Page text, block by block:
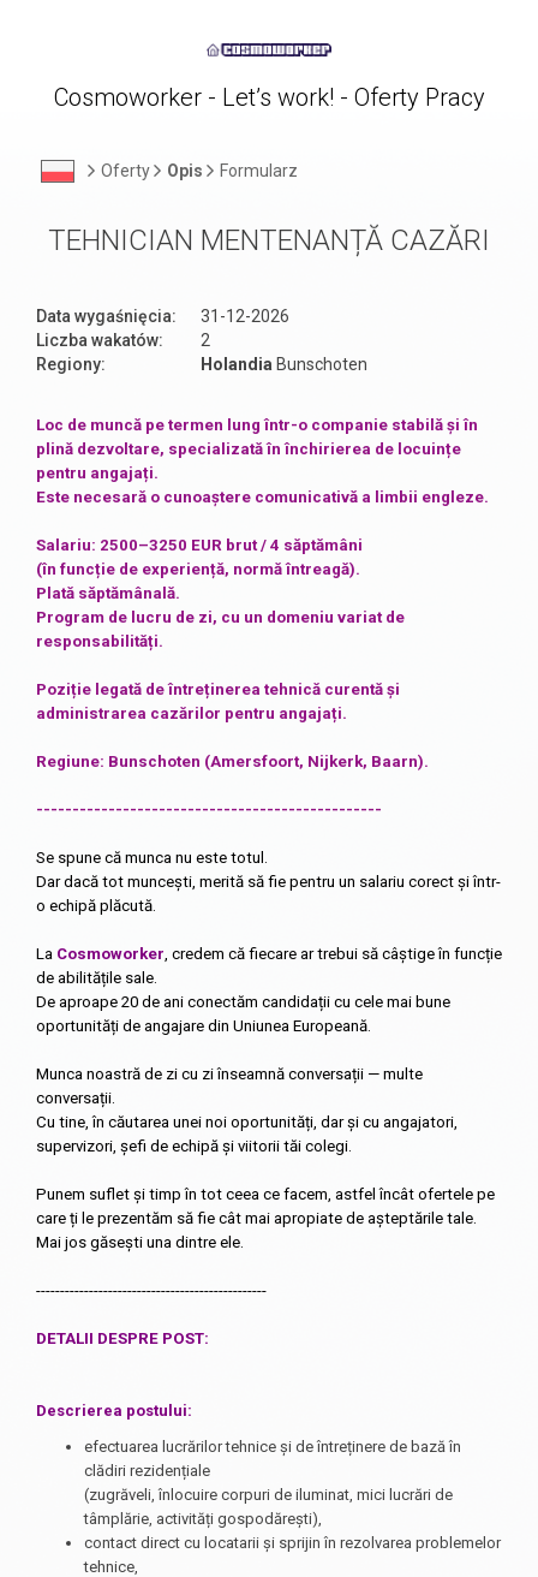
Cosmoworker - Let’s work! - Oferty Pracy
Oferty Opis Formularz
TEHNICIAN MENTENANȚĂ CAZĂRI
Data wygaśnięcia:
31-12-2026
Liczba wakatów:
2
Regiony:
Holandia Bunschoten
Loc de muncă pe termen lung într-o companie stabilă și în
plină dezvoltare, specializată în închirierea de locuințe
pentru angajați.
Este necesară o cunoaștere comunicativă a limbii engleze.
Salariu: 2500–3250 EUR brut / 4 săptămâni
(în funcție de experiență, normă întreagă).
Plată săptămânală.
Program de lucru de zi, cu un domeniu variat de
responsabilități.
Poziție legată de întreținerea tehnică curentă și
administrarea cazărilor pentru angajați.
Regiune: Bunschoten (Amersfoort, Nijkerk, Baarn).
------------------------------------------------
Se spune că munca nu este totul.
Dar dacă tot muncești, merită să fie pentru un salariu corect și într-
o echipă plăcută.
La Cosmoworker, credem că fiecare ar trebui să câștige în funcție
de abilitățile sale.
De aproape 20 de ani conectăm candidații cu cele mai bune
oportunități de angajare din Uniunea Europeană.
Munca noastră de zi cu zi înseamnă conversații — multe
conversații.
Cu tine, în căutarea unei noi oportunități, dar și cu angajatori,
supervizori, șefi de echipă și viitorii tăi colegi.
Punem suflet și timp în tot ceea ce facem, astfel încât ofertele pe
care ți le prezentăm să fie cât mai apropiate de așteptările tale.
Mai jos găsești una dintre ele.
------------------------------------------------
DETALII DESPRE POST:
Descrierea postului:
efectuarea lucrărilor tehnice și de întreținere de bază în
clădiri rezidențiale
(zugrăveli, înlocuire corpuri de iluminat, mici lucrări de
tâmplărie, activități gospodărești),
contact direct cu locatarii și sprijin în rezolvarea problemelor
tehnice,